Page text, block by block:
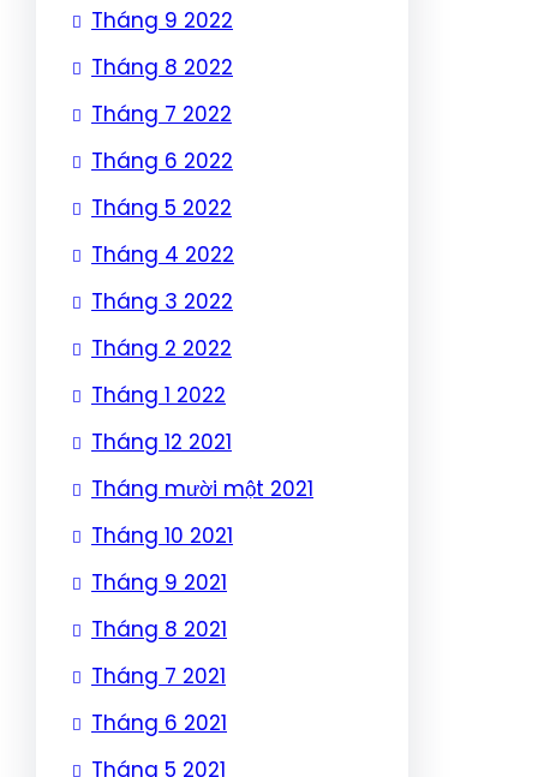
Tháng 9 2022
Tháng 8 2022
Tháng 7 2022
Tháng 6 2022
Tháng 5 2022
Tháng 4 2022
Tháng 3 2022
Tháng 2 2022
Tháng 1 2022
Tháng 12 2021
Tháng mười một 2021
Tháng 10 2021
Tháng 9 2021
Tháng 8 2021
Tháng 7 2021
Tháng 6 2021
Tháng 5 2021